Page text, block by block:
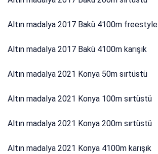
Altın madalya 2017 Bakü 4100m freestyle
Altın madalya 2017 Bakü 4100m karışık
Altın madalya 2021 Konya 50m sırtüstü
Altın madalya 2021 Konya 100m sırtüstü
Altın madalya 2021 Konya 200m sırtüstü
Altın madalya 2021 Konya 4100m karışık